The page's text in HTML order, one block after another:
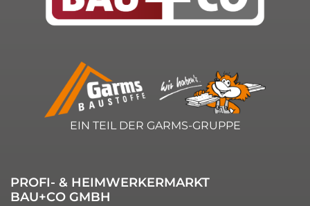
EIN TEIL DER GARMS-GRUPPE
PROFI- & HEIMWERKERMARKT
BAU+CO GMBH